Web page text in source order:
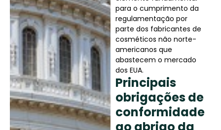
para o cumprimento da
regulamentação por
parte dos fabricantes de
cosméticos não norte-
americanos que
abastecem o mercado
dos EUA.
Principais
obrigações de
conformidade
ao abrigo da